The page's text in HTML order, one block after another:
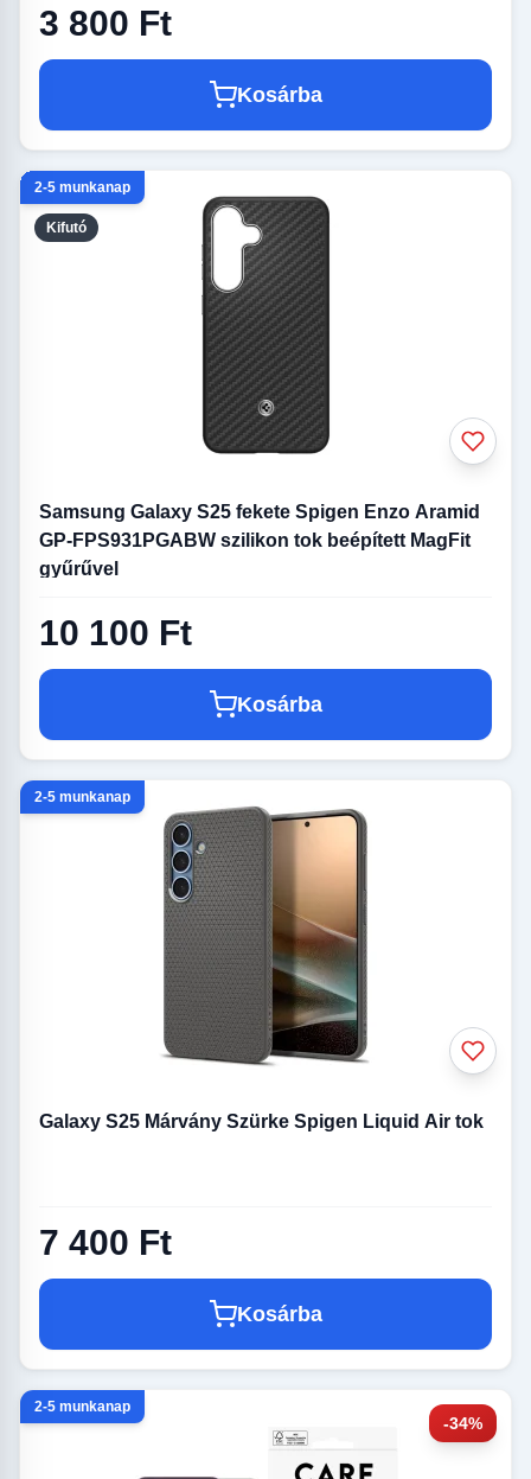
3 800 Ft
Kosárba
Kifutó
2-5 munkanap
Samsung Galaxy S25 fekete Spigen Enzo Aramid
GP-FPS931PGABW szilikon tok beépített MagFit
gyűrűvel
10 100 Ft
Kosárba
2-5 munkanap
Galaxy S25 Márvány Szürke Spigen Liquid Air tok
7 400 Ft
Kosárba
-34%
2-5 munkanap